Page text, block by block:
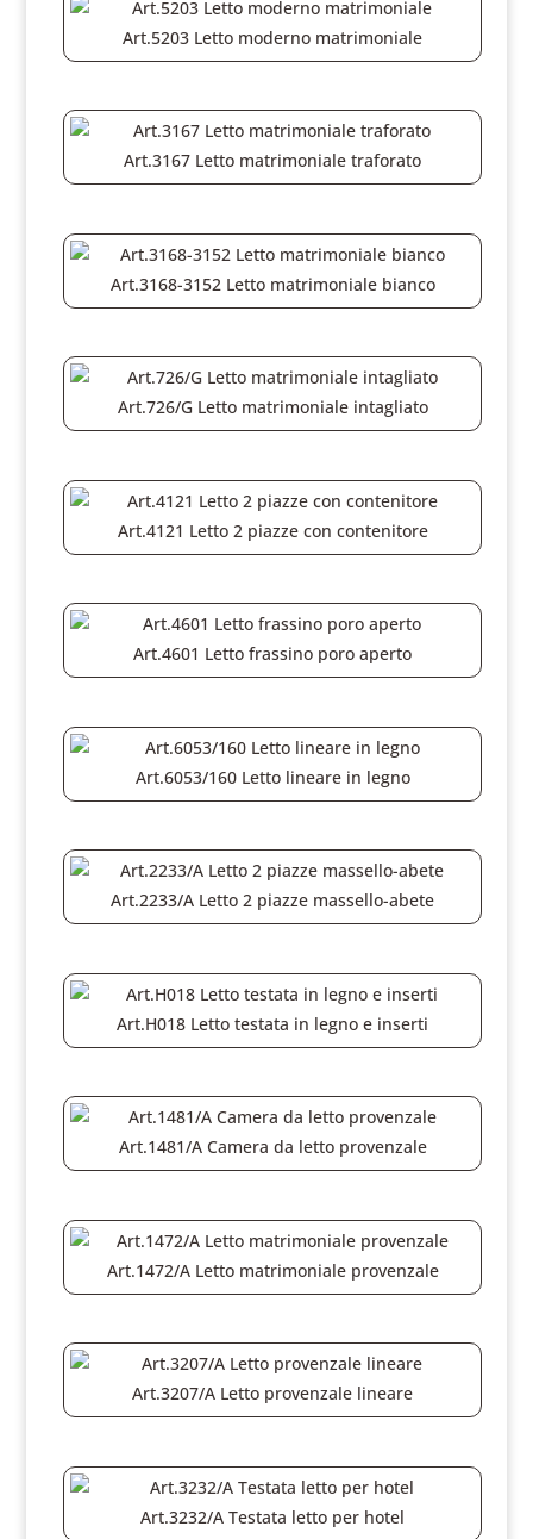
Art.5203 Letto moderno matrimoniale
Art.3167 Letto matrimoniale traforato
Art.3168-3152 Letto matrimoniale bianco
Art.726/G Letto matrimoniale intagliato
Art.4121 Letto 2 piazze con contenitore
Art.4601 Letto frassino poro aperto
Art.6053/160 Letto lineare in legno
Art.2233/A Letto 2 piazze massello-abete
Art.H018 Letto testata in legno e inserti
Art.1481/A Camera da letto provenzale
Art.1472/A Letto matrimoniale provenzale
Art.3207/A Letto provenzale lineare
Art.3232/A Testata letto per hotel